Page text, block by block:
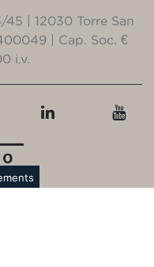
| 12030 Torre San
| Cap. Soc. €
i.v.